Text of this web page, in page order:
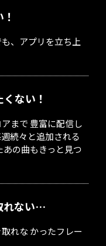
、アプリを立ち上
ない！
まで 豊富に配信し
続々と追加される
の曲もきっと見つ
れない…
れな かったフレー